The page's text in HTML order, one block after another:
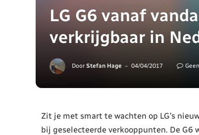
LG G6 vanaf
verkrijgbaar in
Door Stefan Hage 04/04/2017
Zit je met smart te wachten op LG’s
bij geselecteerde verkooppunten. De G6